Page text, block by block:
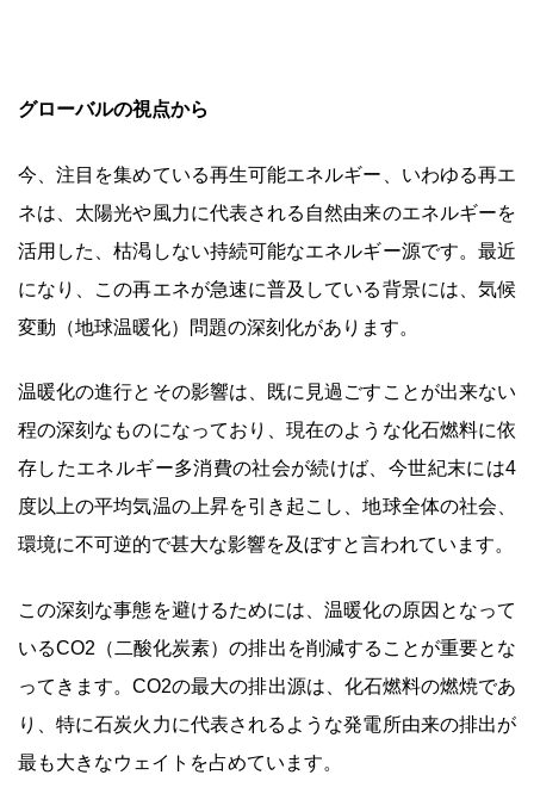
グローバルの視点から
今、注目を集めている再生可能エネルギー、いわゆる再エ
ネは、太陽光や風力に代表される自然由来のエネルギーを
活用した、枯渇しない持続可能なエネルギー源です。最近
になり、この再エネが急速に普及している背景には、気候
変動（地球温暖化）問題の深刻化があります。
温暖化の進行とその影響は、既に見過ごすことが出来ない
程の深刻なものになっており、現在のような化石燃料に依
存したエネルギー多消費の社会が続けば、今世紀末には4
度以上の平均気温の上昇を引き起こし、地球全体の社会、
環境に不可逆的で甚大な影響を及ぼすと言われています。
この深刻な事態を避けるためには、温暖化の原因となって
いるCO2（二酸化炭素）の排出を削減することが重要とな
ってきます。CO2の最大の排出源は、化石燃料の燃焼であ
り、特に石炭火力に代表されるような発電所由来の排出が
最も大きなウェイトを占めています。